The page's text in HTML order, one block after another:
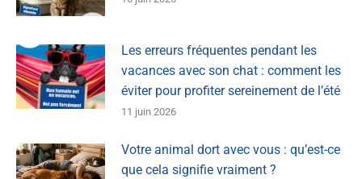
Les erreurs fréquentes pendant les
vacances avec son chat : comment les
éviter pour profiter sereinement de l’été
11 juin 2026
Votre animal dort avec vous : qu’est-ce
que cela signifie vraiment ?